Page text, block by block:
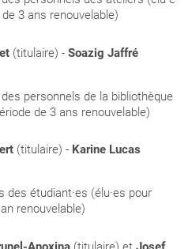
3 ans renouvelable)
(titulaire) - Soazig Jaffré
personnels de la bibliothèque
de 3 ans renouvelable)
(titulaire) - Karine Lucas
des étudiant·es (élu·es pour
renouvelable)